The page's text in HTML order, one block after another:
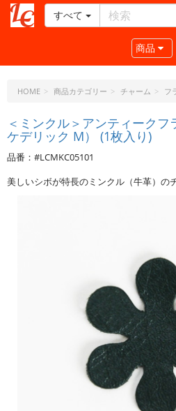
ー
ラ
ト・
ド
ッ
ト・
ジ
すべて
Toggle
商品
HOME 商品カテゴリー チャーム フ
＜ミンクル＞アンティークフ
ケデリック M） (1枚入り)
品番：#LCMKC05101
美しいシボが特長のミンクル（牛革）の